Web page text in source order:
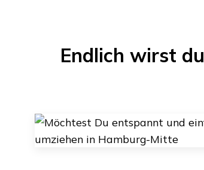
Endlich wirst du